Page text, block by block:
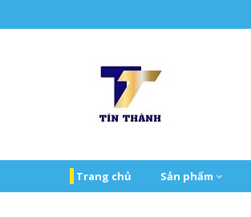
Trang chủ Sản phẩm